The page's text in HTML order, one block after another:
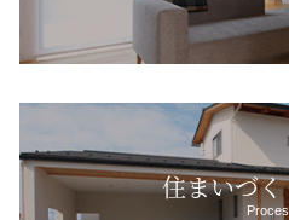
住まいづ